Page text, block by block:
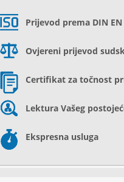
Prijevod prema DIN EN
Ovjereni prijevod
Certifikat za točnost
Lektura Vašeg
Ekspresna usluga